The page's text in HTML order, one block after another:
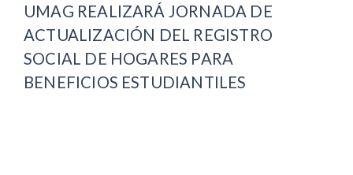
UMAG REALIZARÁ JORNADA DE
ACTUALIZACIÓN DEL REGISTRO
SOCIAL DE HOGARES PARA
BENEFICIOS ESTUDIANTILES